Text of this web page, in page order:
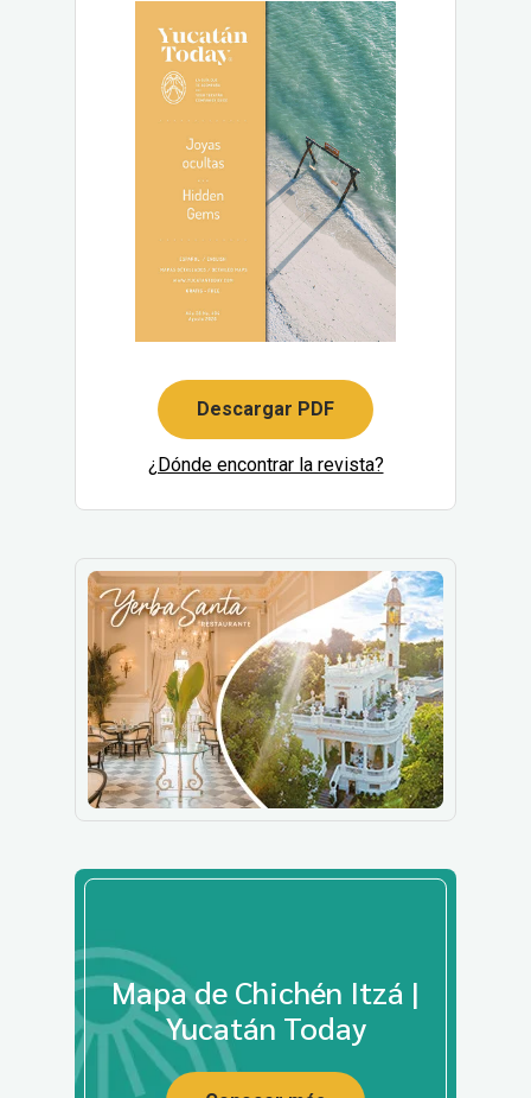
Descargar PDF
¿Dónde encontrar la revista?
Mapa de Chichén Itzá |
Yucatán Today